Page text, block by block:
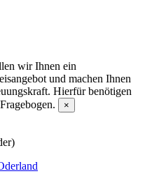
wir Ihnen ein
und machen Ihnen
Hierfür benötigen
×